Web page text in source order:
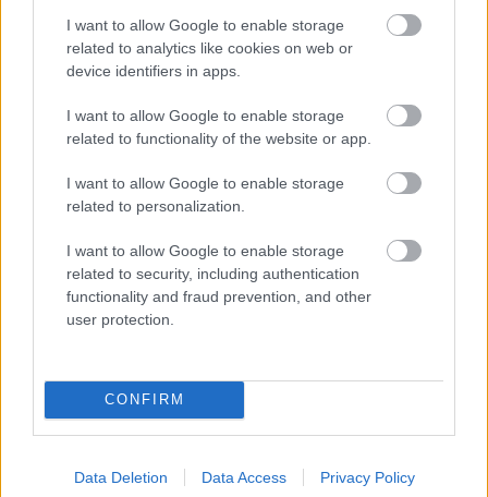
I want to allow Google to enable storage
related to analytics like cookies on web or
device identifiers in apps.
I want to allow Google to enable storage
related to functionality of the website or app.
I want to allow Google to enable storage
related to personalization.
I want to allow Google to enable storage
related to security, including authentication
functionality and fraud prevention, and other
user protection.
CONFIRM
Data Deletion Data Access Privacy Policy
Sityusz
ez pedig Juha Alen:
forecaster.thehockeynews.com/hockeynews/hockey/
player.cgi?3862
Sajna az utolsó két év nincs meg...
miki78
Nem tudom ki mire számított, de engem ez pozitív
meglepetésként ért! Komoly erősítésnek tűnik a két
rutinos védő. Jó bajnokságokban is bizonyítottak